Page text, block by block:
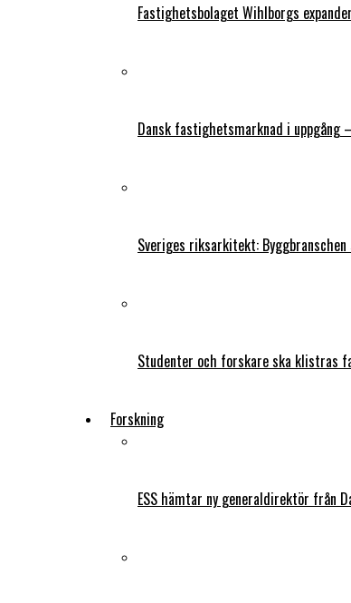
Fastighetsbolaget Wihlborgs
Dansk fastighetsmarknad i uppgång
Sveriges riksarkitekt:
Studenter och forskare ska klistras
Forskning
ESS hämtar ny generaldirektör från